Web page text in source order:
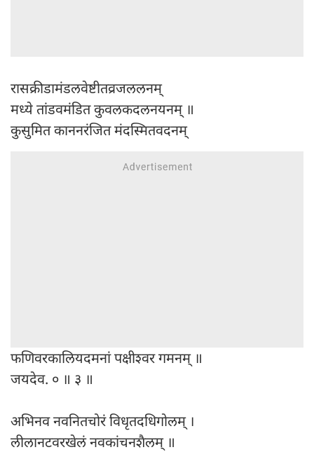
रासक्रीडामंडलवेष्टीतव्रजललनम्
मध्ये तांडवमंडित कुवलकदलनयनम् ॥
कुसुमित काननरंजित मंदस्मितवदनम्
फणिवरकालियदमनां पक्षीश्वर गमनम् ॥
जयदेव. ० ॥ ३ ॥
अभिनव नवनितचोरं विधृतदधिगोलम् ।
लीलानटवरखेलं नवकांचनशैलम् ॥